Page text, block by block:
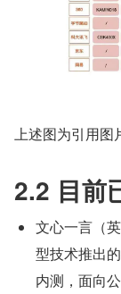
上述图为引用图
2.2 目前
文心一言（
型技术推出
内测，面向